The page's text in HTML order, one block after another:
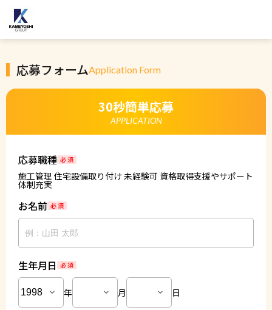
応募フォームApplication Form
30秒簡単応募
APPLICATION
応募職種 必 須
施工管理 住宅設備取り付け 未経験可 資格取得支援やサポート
体制充実
お名前 必 須
生年月日 必 須
年 月 日